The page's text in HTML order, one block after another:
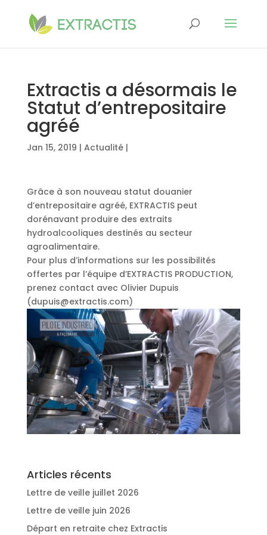
Extractis a désormais le
Statut d’entrepositaire
agréé
Jan 15, 2019 | Actualité|
Grâce à son nouveau statut douanier
d’entrepositaire agréé, EXTRACTIS peut
dorénavant produire des extraits
hydroalcooliques destinés au secteur
agroalimentaire.
Pour plus d’informations sur les possibilités
offertes par l’équipe d’EXTRACTIS PRODUCTION,
prenez contact avec Olivier Dupuis
(dupuis@extractis.com)
Articles récents
Lettre de veille juillet 2026
Lettre de veille juin 2026
Départ en retraite chez Extractis